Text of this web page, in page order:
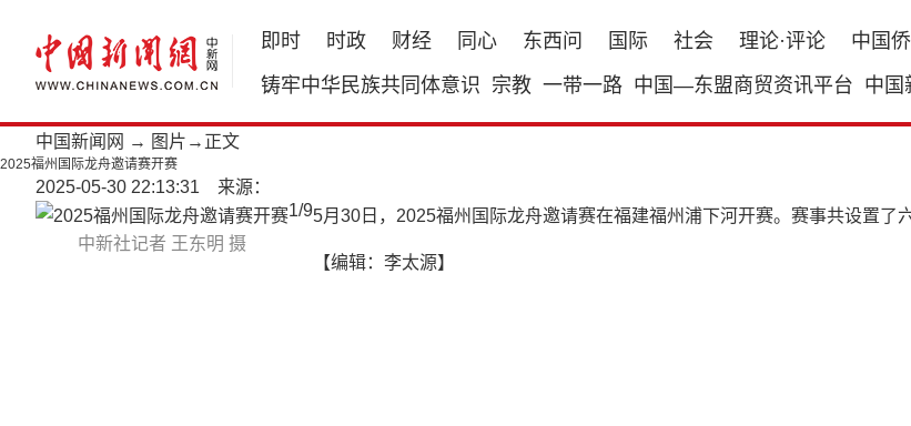
即时 时政 财经 同心 东西问 国际 社会 理论·评论 中国
铸牢中华民族共同体意识 宗教 一带一路 中国—东盟商贸资讯平台 中国
中国新闻网 → 图片 →正文
2025福州国际龙舟邀请赛开赛
2025-05-30 22:13:31 来源：
中新社记者 王东明 摄
1/95月30日，2025福州国际龙舟邀请赛在福建福州浦下河开赛。赛事共设置了
【编辑：李太源】